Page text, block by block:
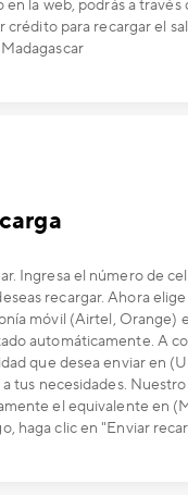
la web, podrás a través
crédito para recargar el
Ingresa el número de
recargar. Ahora
móvil (Airtel, Orange)
automáticamente. A
que desea enviar en
tus necesidades.
el equivalente en
haga clic en "Enviar